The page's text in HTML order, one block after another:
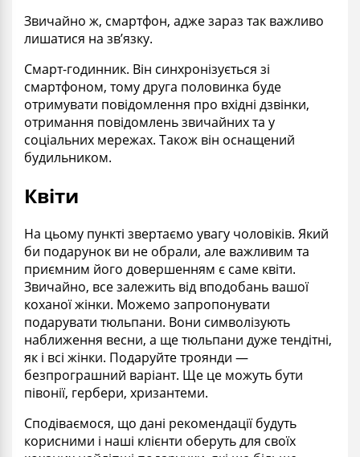
Звичайно ж, смартфон, адже зараз так важливо
лишатися на зв’язку.
Смарт-годинник. Він синхронізується зі
смартфоном, тому друга половинка буде
отримувати повідомлення про вхідні дзвінки,
отримання повідомлень звичайних та у
соціальних мережах. Також він оснащений
будильником.
Квіти
На цьому пункті звертаємо увагу чоловіків. Який
би подарунок ви не обрали, але важливим та
приємним його довершенням є саме квіти.
Звичайно, все залежить від вподобань вашої
коханої жінки. Можемо запропонувати
подарувати тюльпани. Вони символізують
наближення весни, а ще тюльпани дуже тендітні,
як і всі жінки. Подаруйте троянди —
безпрограшний варіант. Ще це можуть бути
півонії, гербери, хризантеми.
Сподіваємося, що дані рекомендації будуть
корисними і наші клієнти оберуть для своїх